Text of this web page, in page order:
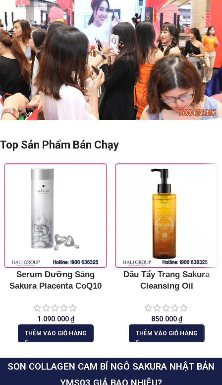
Top Sản Phẩm Bán Chạy
Serum Dưỡng Sáng
Sakura Placenta CoQ10
1.090.000₫
THÊM VÀO GIỎ HÀNG
Dầu Tẩy Trang Sakura
Cleansing Oil
850.000₫
THÊM VÀO GIỎ HÀNG
SON COLLAGEN CAM BÍ NGÔ SAKURA NHẬT BẢN